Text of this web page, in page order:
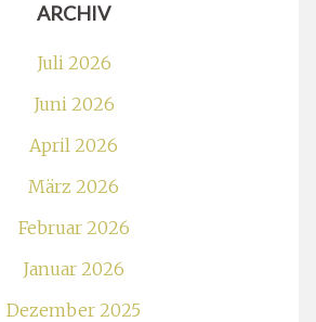
ARCHIV
Juli 2026
Juni 2026
April 2026
März 2026
Februar 2026
Januar 2026
Dezember 2025